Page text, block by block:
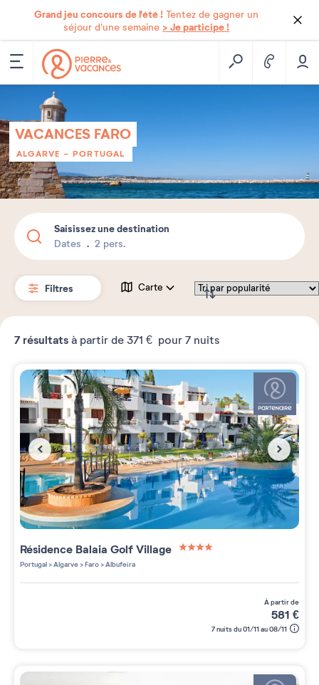
Grand jeu concours de l'été ! Tentez de gagner un
séjour d'une semaine > Je participe !
VACANCES FARO
ALGARVE -PORTUGAL
Saisissez une destination
Dates 2 pers.
Filtres Carte
7 résultats à partir de 371 € pour 7 nuits
Résidence Balaia Golf Village
Portugal>Algarve>Faro>Albufeira
à partir de
581 €
7 nuits du 01/11 au 08/11